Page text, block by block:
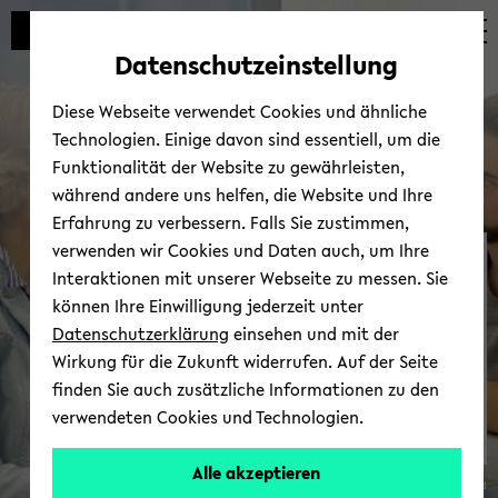
Automatische
vermeiden
zum
wechseln
zum
wechseln
zum
wechseln
Er­näh­rungs­be­ra­tung
Kos­
© Uni­ver­si­tät Bie­le­feld
Datenschutzeinstellung
Diese Webseite verwendet Cookies und ähnliche
Technologien. Einige davon sind essentiell, um die
Funktionalität der Website zu gewährleisten,
während andere uns helfen, die Website und Ihre
Erfahrung zu verbessern. Falls Sie zustimmen,
verwenden wir Cookies und Daten auch, um Ihre
Interaktionen mit unserer Webseite zu messen. Sie
können Ihre Einwilligung jederzeit unter
Datenschutzerklärung einsehen und mit der
Wirkung für die Zukunft widerrufen. Auf der Seite
finden Sie auch zusätzliche Informationen zu den
verwendeten Cookies und Technologien.
Alle akzeptieren